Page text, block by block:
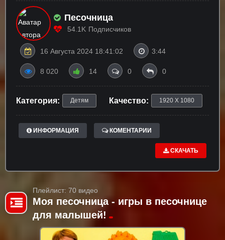
Песочница
54.1K Подписчиков
16 Августа 2024 18:41:02 3:44
8 020 14 0 0
Категория: Детям Качество: 1920 X 1080
ИНФОРМАЦИЯ КОМЕНТАРИИ
СКАЧАТЬ
Плейлист: 70 видео
Моя песочница - игры в песочнице
для малышей!